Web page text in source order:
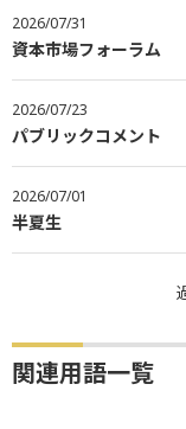
2026/07/31
資本市場フォーラム
2026/07/23
パブリックコメント
2026/07/01
半夏生
関連用語一覧